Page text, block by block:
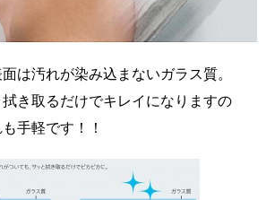
は汚れが染み込まないガラス質。
き取るだけでキレイになりますの
手軽です！！